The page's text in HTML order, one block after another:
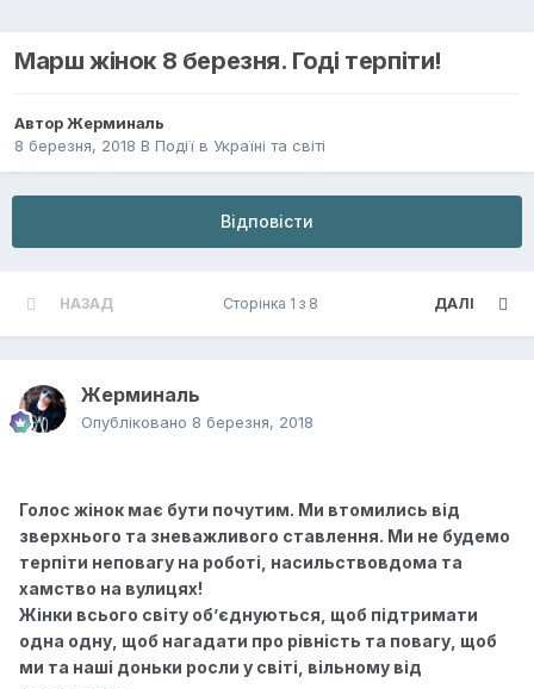
Марш жінок 8 березня. Годі терпіти!
АвторЖерминаль
8 березня, 2018 В Події в Україні та світі
Відповісти
НАЗАД ДАЛІ
Сторінка 1 з 8
Жерминаль
Опубліковано 8 березня, 2018
Голос жінок має бути почутим. Ми втомились від
зверхнього та зневажливого ставлення. Ми не будемо
терпіти неповагу на роботі, насильствовдома та
хамство на вулицях!
Жінки всього світу об’єднуються, щоб підтримати
одна одну, щоб нагадати про рівність та повагу, щоб
ми та наші доньки росли у світі, вільному від